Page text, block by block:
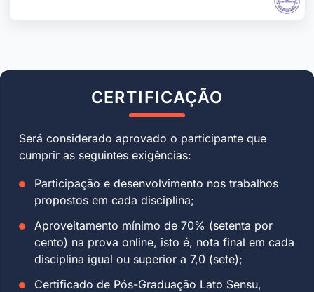
CERTIFICAÇÃO
Será considerado aprovado o participante que
cumprir as seguintes exigências:
Participação e desenvolvimento nos trabalhos
propostos em cada disciplina;
Aproveitamento mínimo de 70% (setenta por
cento) na prova online, isto é, nota final em cada
disciplina igual ou superior a 7,0 (sete);
Certificado de Pós-Graduação Lato Sensu,